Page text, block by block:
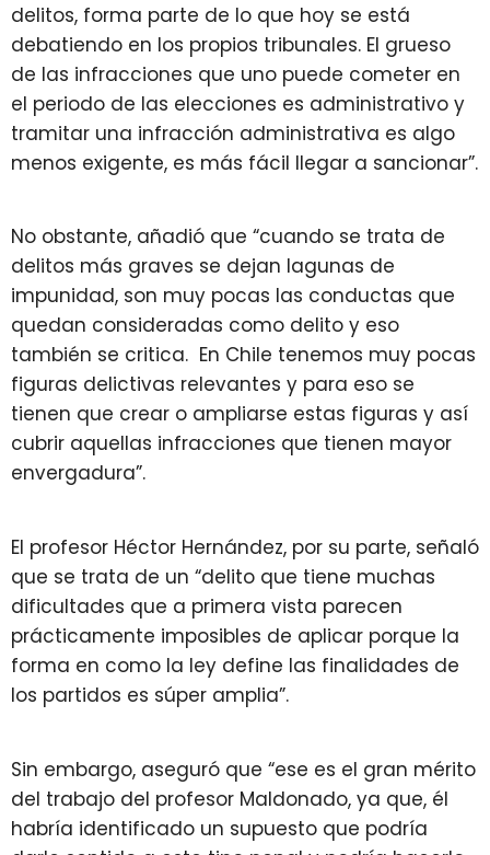
delitos, forma parte de lo que hoy se está
debatiendo en los propios tribunales. El grueso
de las infracciones que uno puede cometer en
el periodo de las elecciones es administrativo y
tramitar una infracción administrativa es algo
menos exigente, es más fácil llegar a sancionar”.
No obstante, añadió que “cuando se trata de
delitos más graves se dejan lagunas de
impunidad, son muy pocas las conductas que
quedan consideradas como delito y eso
también se critica. En Chile tenemos muy pocas
figuras delictivas relevantes y para eso se
tienen que crear o ampliarse estas figuras y así
cubrir aquellas infracciones que tienen mayor
envergadura”.
El profesor Héctor Hernández, por su parte, señaló
que se trata de un “delito que tiene muchas
dificultades que a primera vista parecen
prácticamente imposibles de aplicar porque la
forma en como la ley define las finalidades de
los partidos es súper amplia”.
Sin embargo, aseguró que “ese es el gran mérito
del trabajo del profesor Maldonado, ya que, él
habría identificado un supuesto que podría